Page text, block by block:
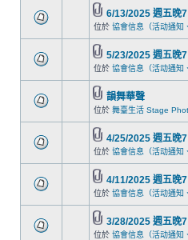
6/13/2025 週五晚
位於 協會信息（活动通知
5/23/2025 週五晚
位於 協會信息（活动通知
韻舞華聲
位於 舞臺生活 Stage
4/25/2025 週五晚
位於 協會信息（活动通知
4/11/2025 週五晚
位於 協會信息（活动通知
3/28/2025 週五晚
位於 協會信息（活动通知